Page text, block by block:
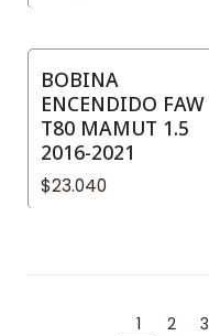
BOBINA
ENCENDIDO FAW
T80 MAMUT 1.5
2016-2021
$23.040
1 2 3